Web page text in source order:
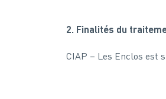
2. Finalités du
CIAP – Les Enclos est